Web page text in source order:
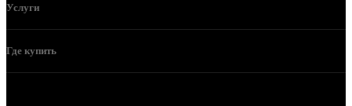
Услуги
Где купить